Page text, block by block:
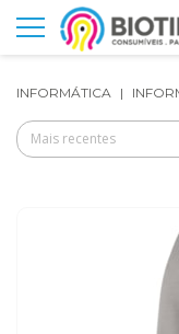
INFORMÁTICA
Mais recentes